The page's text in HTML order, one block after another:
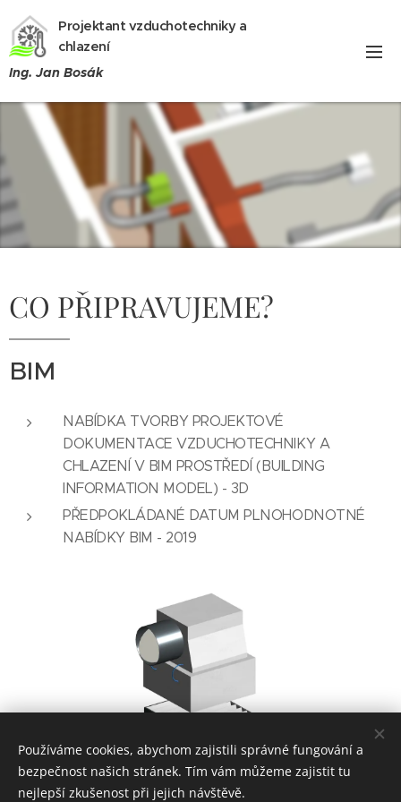
Projektant vzduchotechniky a
chlazení
Ing. Jan Bosák
CO PŘIPRAVUJEME?
BIM
NABÍDKA TVORBY PROJEKTOVÉ
DOKUMENTACE VZDUCHOTECHNIKY A
CHLAZENÍ V BIM PROSTŘEDÍ (BUILDING
INFORMATION MODEL) - 3D
PŘEDPOKLÁDANÉ DATUM PLNOHODNOTNÉ
NABÍDKY BIM - 2019
Používáme cookies, abychom zajistili správné fungování a
bezpečnost našich stránek. Tím vám můžeme zajistit tu
nejlepší zkušenost při jejich návštěvě.